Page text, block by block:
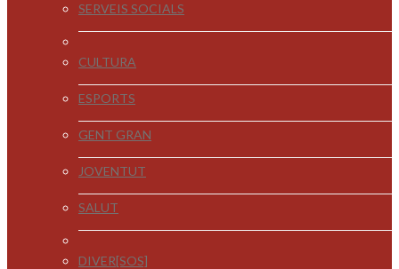
SERVEIS SOCIALS
CULTURA
ESPORTS
GENT GRAN
JOVENTUT
SALUT
DIVER[SOS]